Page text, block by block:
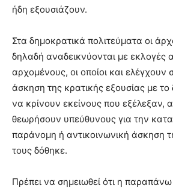
ήδη εξουσιάζουν.
Στα δημοκρατικά πολιτεύματα οι
δηλαδή αναδεικνύονται με εκλογές
αρχομένους, οι οποίοι και ελέγχουν
άσκηση της κρατικής εξουσίας με το
να κρίνουν εκείνους που εξέλεξαν,
θεωρήσουν υπεύθυνους για την
παράνομη ή αντικοινωνική άσκηση
τους δόθηκε.
Πρέπει να σημειωθεί ότι η παραπάνω